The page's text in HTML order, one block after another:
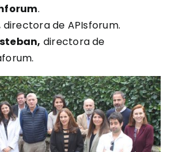
.
directora de APIsforum.
directora de